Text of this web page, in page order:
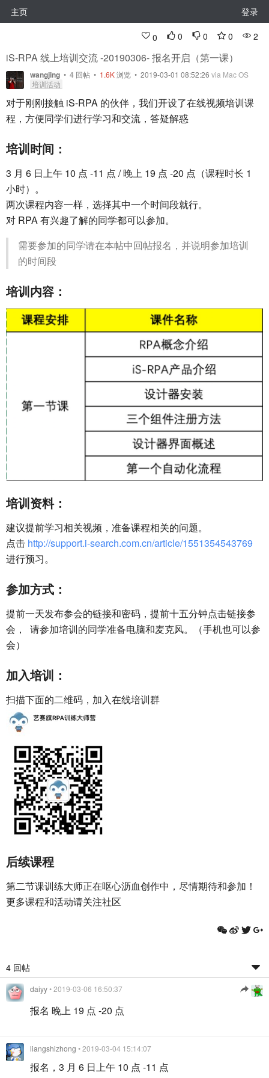
主页 登录
0 0 0 0 2
iS-RPA 线上培训交流 -20190306- 报名开启（第一课）
wangjing • 4 回帖 • 1.6K浏览 • 2019-03-01 08:52:26 via Mac OS
培训活动
对于刚刚接触 iS-RPA 的伙伴，我们开设了在线视频培训课
程，方便同学们进行学习和交流，答疑解惑
培训时间：
3 月 6 日上午 10 点 -11 点 / 晚上 19 点 -20 点（课程时长 1
小时）。
两次课程内容一样，选择其中一个时间段就行。
对 RPA 有兴趣了解的同学都可以参加。
需要参加的同学请在本帖中回帖报名，并说明参加培训
的时间段
培训内容：
培训资料：
建议提前学习相关视频，准备课程相关的问题。
点击 http://support.i-search.com.cn/article/1551354543769
进行预习。
参加方式：
提前一天发布参会的链接和密码，提前十五分钟点击链接参
会， 请参加培训的同学准备电脑和麦克风。（手机也可以参
会）
加入培训：
扫描下面的二维码，加入在线培训群
后续课程
第二节课训练大师正在呕心沥血创作中，尽情期待和参加！
更多课程和活动请关注社区
4 回帖
daiyy• 2019-03-06 16:50:37
报名 晚上 19 点 -20 点
liangshizhong • 2019-03-04 15:14:07
报名，3 月 6 日上午 10 点 -11 点